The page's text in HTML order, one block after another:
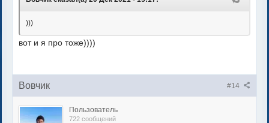
)))
вот и я про тоже))))
#14
Вовчик
Пользователь
722 сообщений